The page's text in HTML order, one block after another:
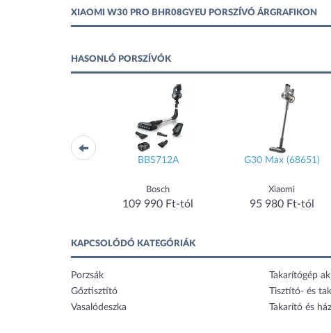
XIAOMI W30 PRO BHR08GYEU PORSZÍVÓ ÁRGRAFIKON
HASONLÓ PORSZÍVÓK
G30 Max (68651)
Xiaomi
95 980 Ft-tól
BWD421PET
Bosch
104 990 Ft-tól
KAPCSOLÓDÓ KATEGÓRIÁK
Porzsák Takarítógép
Gőztisztító
Tisztító- és
Vasalódeszka
Takarító és